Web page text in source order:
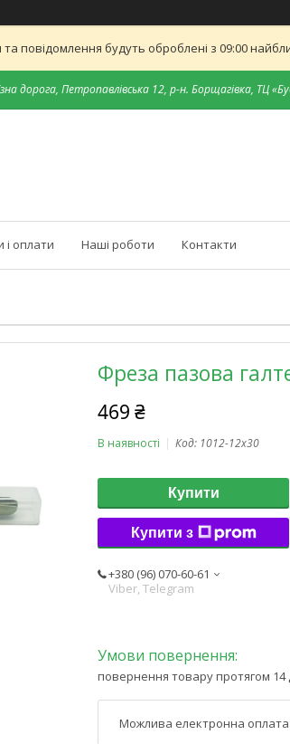
повідомлення будуть оброблені з 09:00
дорога, Петропавлівська 12, р-н. Борщагівка, ТЦ
оплати Наші роботи Контакти
Фреза пазова
469 ₴
В наявності Код: 1012-12x30
Купити
Купити з
+380 (96) 070-60-61
Viber, Telegram
повернення товару протягом 14